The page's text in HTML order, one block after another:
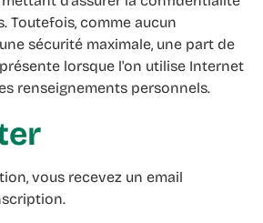
Toutefois, comme aucun
sécurité maximale, une part de
lorsque l'on utilise Internet
renseignements personnels.